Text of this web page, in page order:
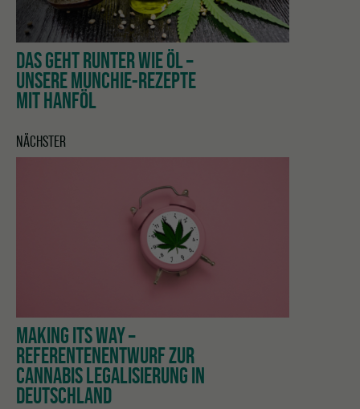
DAS GEHT RUNTER WIE ÖL –
UNSERE MUNCHIE-REZEPTE
MIT HANFÖL
NÄCHSTER
MAKING ITS WAY –
REFERENTENENTWURF ZUR
CANNABIS LEGALISIERUNG IN
DEUTSCHLAND